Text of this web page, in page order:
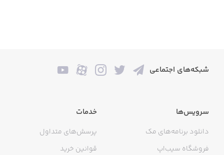
شبکه‌های اجتماعی
سرویس‌ها
دانلود برنامه‌های مک
فروشگاه سیب‌اپ
خدمات
پرسش‌های متداول
قوانین خرید